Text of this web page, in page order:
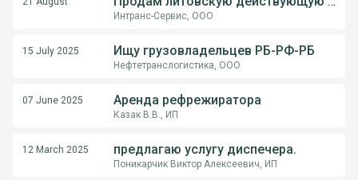
Интранс-Сервис, ООО
15 July 2025 Ищу грузовладельцев РБ-РФ-РБ
Нефтетранслогистика, ООО
07 June 2025 Аренда рефрежиратора
Казак В.В., ИП
12 March 2025 предлагаю услугу диспечера.
Поникарчик Виктор Алексеевич, ИП